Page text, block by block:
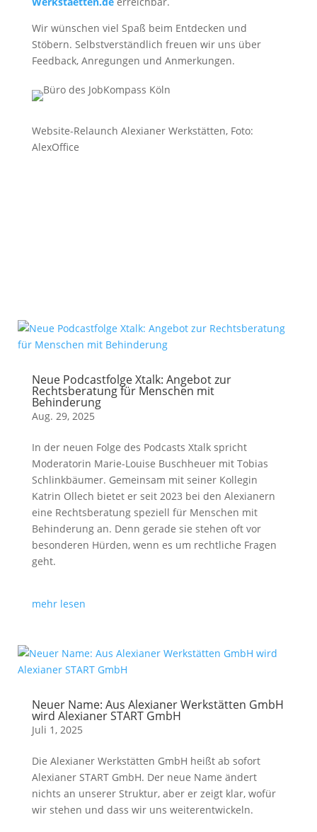
Wir wünschen viel Spaß beim Entdecken und
Stöbern. Selbstverständlich freuen wir uns über
Feedback, Anregungen und Anmerkungen.
Website-Relaunch Alexianer Werkstätten, Foto:
AlexOffice
Neue Podcastfolge Xtalk: Angebot zur
Rechtsberatung für Menschen mit
Behinderung
Aug. 29, 2025
In der neuen Folge des Podcasts Xtalk spricht
Moderatorin Marie-Louise Buschheuer mit Tobias
Schlinkbäumer. Gemeinsam mit seiner Kollegin
Katrin Ollech bietet er seit 2023 bei den Alexianern
eine Rechtsberatung speziell für Menschen mit
Behinderung an. Denn gerade sie stehen oft vor
besonderen Hürden, wenn es um rechtliche Fragen
geht.
mehr lesen
Neuer Name: Aus Alexianer Werkstätten GmbH
wird Alexianer START GmbH
Juli 1, 2025
Die Alexianer Werkstätten GmbH heißt ab sofort
Alexianer START GmbH. Der neue Name ändert
nichts an unserer Struktur, aber er zeigt klar, wofür
wir stehen und dass wir uns weiterentwickeln.